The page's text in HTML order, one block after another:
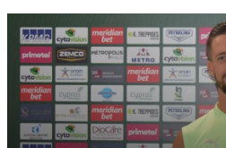
μετακίνησή του, αλλά ο
να λύσει το συμβόλαιό του,
ελεύθερα σε οποιαδήποτε νέα
καλοκαίρι.